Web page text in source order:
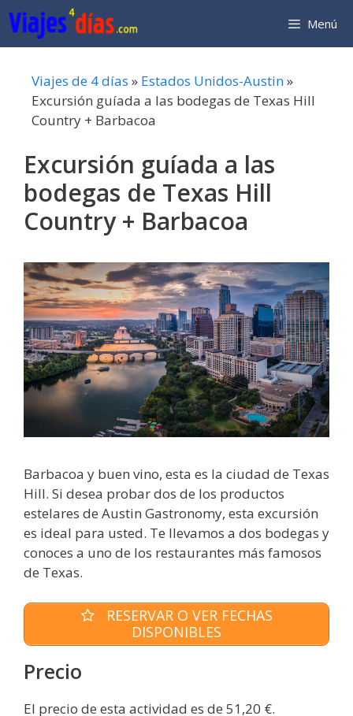
Saltar
al
contenido
Menú
Viajes de 4 días » Estados Unidos-Austin»
Excursión guíada a las bodegas de Texas Hill
Country + Barbacoa
Excursión guíada a las
bodegas de Texas Hill
Country + Barbacoa
Barbacoa y buen vino, esta es la ciudad de Texas
Hill. Si desea probar dos de los productos
estelares de Austin Gastronomy, esta excursión
es ideal para usted. Te llevamos a dos bodegas y
conoces a uno de los restaurantes más famosos
de Texas.
RESERVAR O VER FECHAS
DISPONIBLES
Precio
El precio de esta actividad es de 51,20 €.